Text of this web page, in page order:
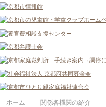
ホーム 関係各機関の紹介